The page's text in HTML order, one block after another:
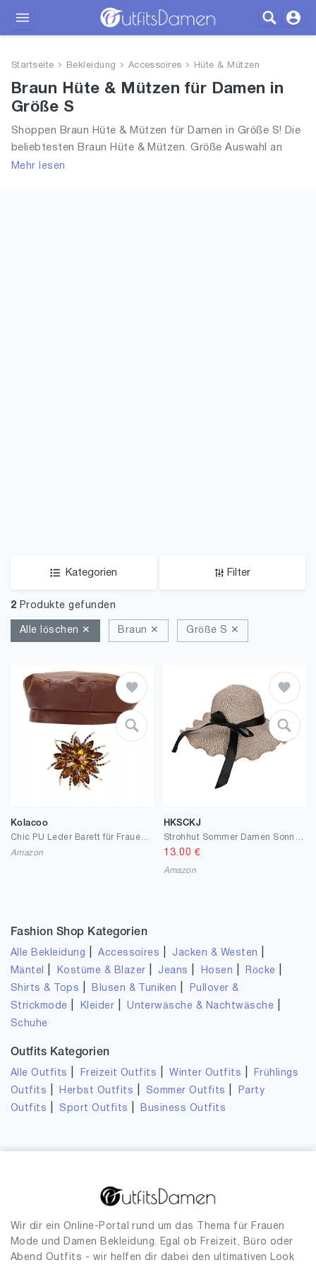
Bekleidung
Schuhe
Startseite Bekleidung Accessoires Hüte & Mützen
Braun Hüte & Mützen für Damen in
Größe S
Shoppen Braun Hüte & Mützen für Damen in Größe S! Die
beliebtesten Braun Hüte & Mützen. Größe Auswahl an
Braun Hüte & Mützen in Größe S und alle Trends aus 2026
Mehr lesen
Kategorien Filter
2 Produkte gefunden
Alle löschen ✕ Braun ✕ Größe S ✕
Kolacoo
Amazon
HKSCKJ
13.00 €
Amazon
Fashion Shop Kategorien
Alle Bekleidung |Accessoires Jacken & Westen
Mäntel Kostüme & Blazer Jeans Hosen Röcke
Shirts & Tops Blusen & Tuniken
Pullover &
Strickmode
Kleider |Unterwäsche & Nachtwäsche
Schuhe
Outfits Kategorien
Alle Outfits Freizeit Outfits |Winter Outfits
Frühlings
Outfits
Herbst Outfits Sommer Outfits
Party
Outfits
Sport Outfits Business Outfits
Wir dir ein Online-Portal rund um das Thema für Frauen
Mode und Damen Bekleidung. Egal ob Freizeit, Büro oder
Abend Outfits - wir helfen dir dabei den ultimativen Look